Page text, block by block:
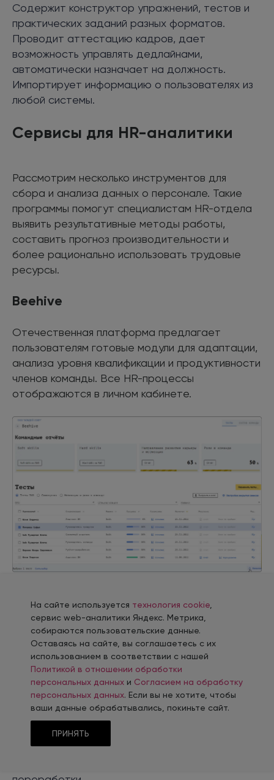
Содержит конструктор упражнений, тестов и
практических заданий разных форматов.
Проводит аттестацию кадров, дает
возможность управлять дедлайнами,
автоматически назначает на должность.
Импортирует информацию о пользователях из
любой системы.
Сервисы для HR-аналитики
Рассмотрим несколько инструментов для
сбора и анализа данных о персонале. Такие
программы помогут специалистам HR-отдела
выявить результативные методы работы,
составить прогноз производительности и
более рационально использовать трудовые
ресурсы.
Beehive
Отечественная платформа предлагает
пользователям готовые модули для адаптации,
анализа уровня квалификации и продуктивности
членов команды. Все HR-процессы
отображаются в личном кабинете.
С помощью конструктора позволяет создать
профили должности на основе 200 готовых
шаблонов.
Проводит оценку персонала методом «360
градусов», пульс-опросы.
Предлагает готовые решения для анализа
степени удовлетворенности, вовлеченности,
выгорания и лояльности сотрудников.
Исследует внутреннюю коммуникацию и
На сайте используется технология cookie
сервис web-аналитики Яндекс. Метрика,
собираются пользовательские данные.
Оставаясь на сайте, вы соглашаетесь с их
использованием в соответствии с нашей
Политикой в отношении обработки
персональных данных и Согласием на обработку
персональных данных. Если вы не хотите, чтобы
ваши данные обрабатывались, покиньте сайт.
ПРИНЯТЬ